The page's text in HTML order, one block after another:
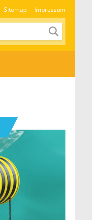
Sitemap Impressum